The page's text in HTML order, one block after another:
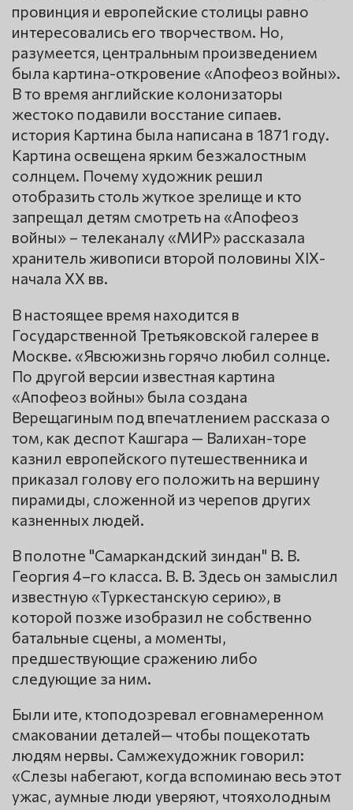
провинция и европейские столицы равно
интересовались его творчеством. Но,
разумеется, центральным произведением
была картина-откровение «Апофеоз войны».
В то время английские колонизаторы
жестоко подавили восстание сипаев.
история Картина была написана в 1871 году.
Картина освещена ярким безжалостным
солнцем. Почему художник решил
отобразить столь жуткое зрелище и кто
запрещал детям смотреть на «Апофеоз
войны» – телеканалу «МИР» рассказала
хранитель живописи второй половины ХIХ-
начала ХХ вв.
В настоящее время находится в
Государственной Третьяковской галерее в
Москве. «Явсюжизнь горячо любил солнце.
По другой версии известная картина
«Апофеоз войны» была создана
Верещагиным под впечатлением рассказа о
том, как деспот Кашгара — Валихан-торе
казнил европейского путешественника и
приказал голову его положить на вершину
пирамиды, сложенной из черепов других
казненных людей.
В полотне "Самаркандский зиндан" В. В.
Георгия 4–го класса. В. В. Здесь он замыслил
известную «Туркестанскую серию», в
которой позже изобразил не собственно
батальные сцены, а моменты,
предшествующие сражению либо
следующие за ним.
Были ите, ктоподозревал еговнамеренном
смаковании деталей— чтобы пощекотать
людям нервы. Самжехудожник говорил:
«Слезы набегают, когда вспоминаю весь этот
ужас, аумные люди уверяют, чтояхолодным